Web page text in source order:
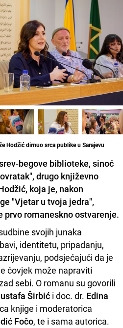
Hodžić dirnuo srca publike u Sarajevu
begove biblioteke, sinoć
drugo književno
koja je, nakon
"Vjetar u tvoja jedra",
romaneskno ostvarenje.
svojih junaka
identitetu, pripadanju,
podsjećajući da je
čovjek može napraviti
sebi. O romanu su govorili
Širbić i doc. dr. Edina
knjige i moderatorica
Fočo, te i sama autorica.